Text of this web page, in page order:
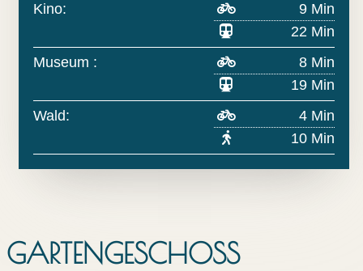
Kino:
9 Min
22 Min
Museum :
8 Min
19 Min
Wald:
4 Min
10 Min
GARTENGESCHOSS